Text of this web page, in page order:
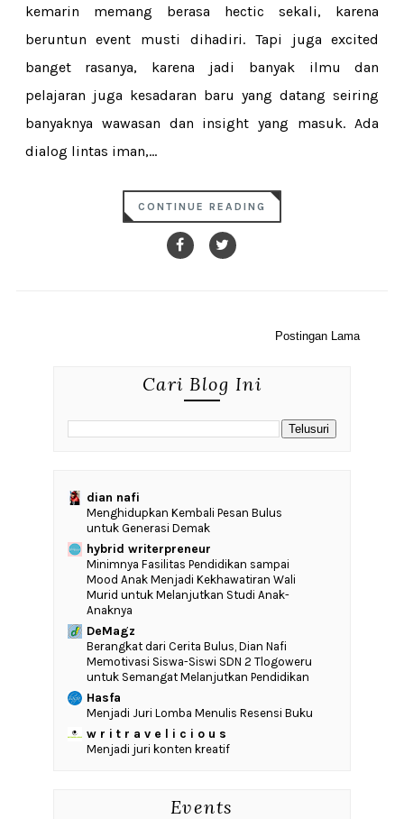
kemarin memang berasa hectic sekali, karena
beruntun event musti dihadiri. Tapi juga excited
banget rasanya, karena jadi banyak ilmu dan
pelajaran juga kesadaran baru yang datang seiring
banyaknya wawasan dan insight yang masuk. Ada
dialog lintas iman,...
CONTINUE READING
Postingan Lama
Cari Blog Ini
dian nafi
Menghidupkan Kembali Pesan Bulus
untuk Generasi Demak
hybrid writerpreneur
‎Minimnya Fasilitas Pendidikan sampai
Mood Anak Menjadi Kekhawatiran Wali
Murid untuk Melanjutkan Studi Anak-
Anaknya
DeMagz
‎Berangkat dari Cerita Bulus, Dian Nafi
Memotivasi Siswa-Siswi SDN 2 Tlogoweru
untuk Semangat Melanjutkan Pendidikan
Hasfa
Menjadi Juri Lomba Menulis Resensi Buku
w r i t r a v e l i c i o u s
Menjadi juri konten kreatif
Events